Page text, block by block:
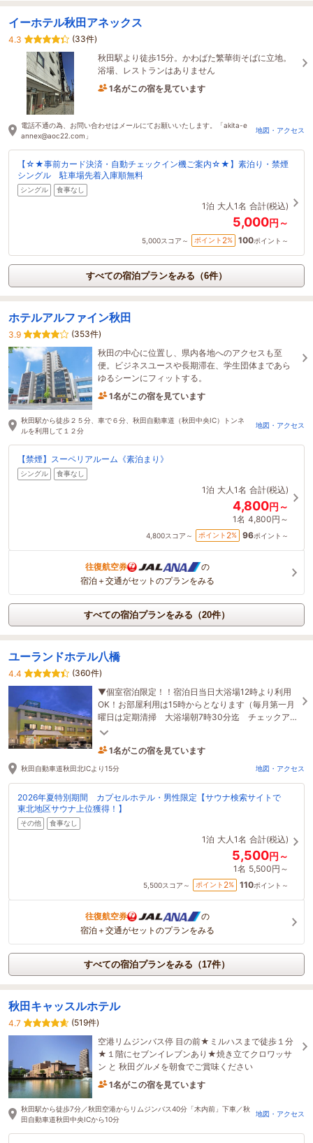
イーホテル秋田アネックス
4.3
(33件)
秋田駅より徒歩15分。かわばた繁華街そばに立地。
浴場、レストランはありません
1名がこの宿を見ています
電話不通の為、お問い合わせはメールにてお願いいたします。「akita-e
annex@aoc22.com」
地図・アクセス
【☆★事前カード決済・自動チェックイン機ご案内☆★】素泊り・禁煙
シングル 駐車場先着入庫順無料
シングル 食事なし
1泊 大人1名 合計(税込)
5,000円～
5,000スコア～ ポイント 2% 100ポイント～
すべての宿泊プランをみる（6件）
ホテルアルファイン秋田
3.9
(353件)
秋田の中心に位置し、県内各地へのアクセスも至
便。ビジネスユースや長期滞在、学生団体まであら
ゆるシーンにフィットする。
1名がこの宿を見ています
秋田駅から徒歩２５分、車で６分、秋田自動車道（秋田中央IC）トンネ
ルを利用して１２分
地図・アクセス
【禁煙】スーペリアルーム《素泊まり》
シングル 食事なし
1泊 大人1名 合計(税込)
4,800円～
1名 4,800円～
4,800スコア～ ポイント 2% 96ポイント～
往復航空券
の
宿泊＋交通がセットのプランをみる
すべての宿泊プランをみる（20件）
ユーランドホテル八橋
4.4
(360件)
▼個室宿泊限定！！宿泊日当日大浴場12時より利用
OK！お部屋利用は15時からとなります（毎月第一月
曜日は定期清掃 大浴場朝7時30分迄 チェックア
ウト9時迄）9月7日10月5日11月2日12月7日
1名がこの宿を見ています
秋田自動車道秋田北ICより15分 地図・アクセス
2026年夏特別期間 カプセルホテル・男性限定【サウナ検索サイトで
東北地区サウナ上位獲得！】
その他 食事なし
1泊 大人1名 合計(税込)
5,500円～
1名 5,500円～
5,500スコア～ ポイント 2% 110ポイント～
往復航空券
の
宿泊＋交通がセットのプランをみる
すべての宿泊プランをみる（17件）
秋田キャッスルホテル
4.7
(519件)
空港リムジンバス停 目の前★ミルハスまで徒歩１分
★１階にセブンイレブンあり★焼き立てクロワッサ
ン と 秋田グルメを朝食でご賞味ください
1名がこの宿を見ています
秋田駅から徒歩7分／秋田空港からリムジンバス40分「木内前」下車／秋
田自動車道秋田中央ICから10分
地図・アクセス